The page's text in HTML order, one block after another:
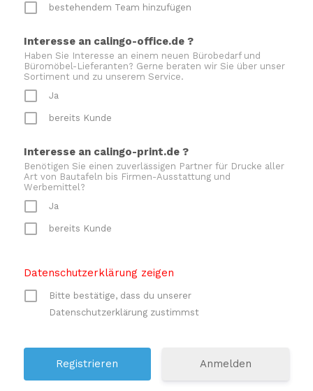
bestehendem Team hinzufügen
Interesse an calingo-office.de ?
Haben Sie Interesse an einem neuen Bürobedarf und
Büromöbel-Lieferanten? Gerne beraten wir Sie über unser
Sortiment und zu unserem Service.
Ja
bereits Kunde
Interesse an calingo-print.de ?
Benötigen Sie einen zuverlässigen Partner für Drucke aller
Art von Bautafeln bis Firmen-Ausstattung und
Werbemittel?
Ja
bereits Kunde
Datenschutzerklärung zeigen
Bitte bestätige, dass du unserer
Datenschutzerklärung zustimmst
Anmelden